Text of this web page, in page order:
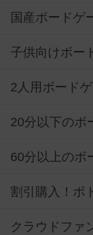
国産ボードゲ
子供向けボー
2人用ボード
20分以下のボ
60分以上のボ
割引購入！ボ
クラウドファ